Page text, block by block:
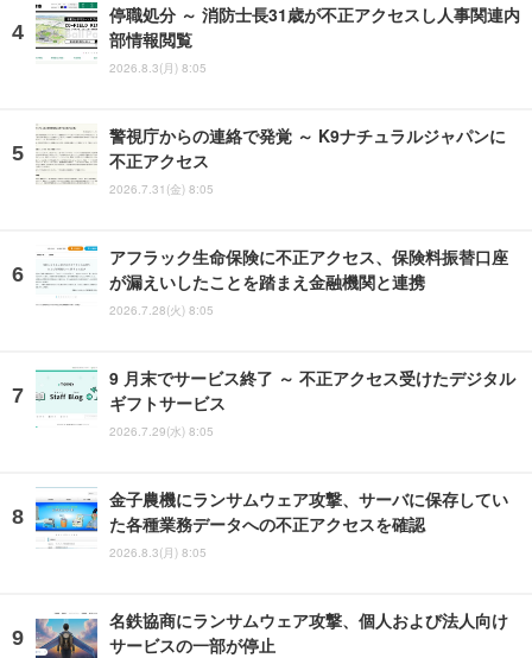
停職処分 ～ 消防士長31歳が不正アクセスし人事関連内
部情報閲覧
2026.8.3(月) 8:05
警視庁からの連絡で発覚 ～ K9ナチュラルジャパンに
不正アクセス
2026.7.31(金) 8:05
アフラック生命保険に不正アクセス、保険料振替口座
が漏えいしたことを踏まえ金融機関と連携
2026.7.28(火) 8:05
9 月末でサービス終了 ～ 不正アクセス受けたデジタル
ギフトサービス
2026.7.29(水) 8:05
金子農機にランサムウェア攻撃、サーバに保存してい
た各種業務データへの不正アクセスを確認
2026.8.3(月) 8:05
名鉄協商にランサムウェア攻撃、個人および法人向け
サービスの一部が停止